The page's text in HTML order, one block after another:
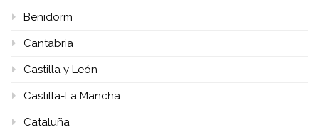
Benidorm
Cantabria
Castilla y León
Castilla-La Mancha
Cataluña